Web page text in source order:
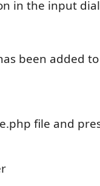
in the input
been added
file and